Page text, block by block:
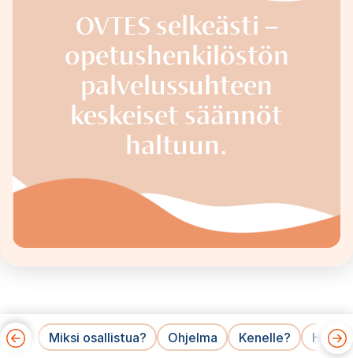
OVTES selkeästi –
opetushenkilöstön
palvelussuhteen
keskeiset säännöt
haltuun.
Miksi osallistua? Ohjelma Kenelle? Hinnat